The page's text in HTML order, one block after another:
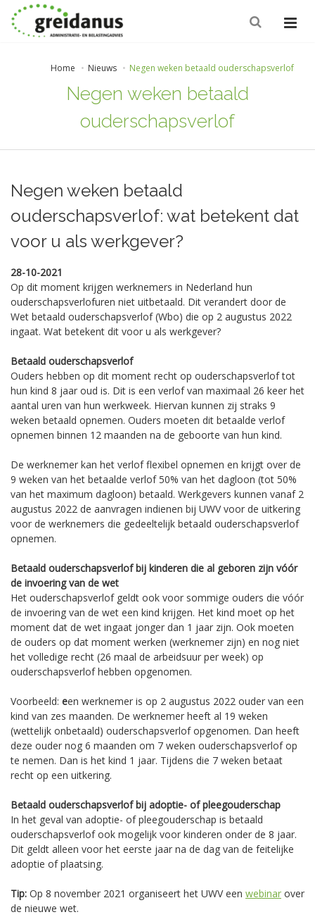
Home Nieuws Negen weken betaald ouderschapsverlof
Negen weken betaald
ouderschapsverlof
Negen weken betaald
ouderschapsverlof: wat betekent dat
voor u als werkgever?
28-10-2021
Op dit moment krijgen werknemers in Nederland hun
ouderschapsverlofuren niet uitbetaald. Dit verandert door de
Wet betaald ouderschapsverlof (Wbo) die op 2 augustus 2022
ingaat. Wat betekent dit voor u als werkgever?
Betaald ouderschapsverlof
Ouders hebben op dit moment recht op ouderschapsverlof tot
hun kind 8 jaar oud is. Dit is een verlof van maximaal 26 keer het
aantal uren van hun werkweek. Hiervan kunnen zij straks 9
weken betaald opnemen. Ouders moeten dit betaalde verlof
opnemen binnen 12 maanden na de geboorte van hun kind.
De werknemer kan het verlof flexibel opnemen en krijgt over de
9 weken van het betaalde verlof 50% van het dagloon (tot 50%
van het maximum dagloon) betaald. Werkgevers kunnen vanaf 2
augustus 2022 de aanvragen indienen bij UWV voor de uitkering
voor de werknemers die gedeeltelijk betaald ouderschapsverlof
opnemen.
Betaald ouderschapsverlof bij kinderen die al geboren zijn vóór
de invoering van de wet
Het ouderschapsverlof geldt ook voor sommige ouders die vóór
de invoering van de wet een kind krijgen. Het kind moet op het
moment dat de wet ingaat jonger dan 1 jaar zijn. Ook moeten
de ouders op dat moment werken (werknemer zijn) en nog niet
het volledige recht (26 maal de arbeidsuur per week) op
ouderschapsverlof hebben opgenomen.
Voorbeeld: een werknemer is op 2 augustus 2022 ouder van een
kind van zes maanden. De werknemer heeft al 19 weken
(wettelijk onbetaald) ouderschapsverlof opgenomen. Dan heeft
deze ouder nog 6 maanden om 7 weken ouderschapsverlof op
te nemen. Dan is het kind 1 jaar. Tijdens die 7 weken betaat
recht op een uitkering.
Betaald ouderschapsverlof bij adoptie- of pleegouderschap
In het geval van adoptie- of pleegouderschap is betaald
ouderschapsverlof ook mogelijk voor kinderen onder de 8 jaar.
Dit geldt alleen voor het eerste jaar na de dag van de feitelijke
adoptie of plaatsing.
Tip: Op 8 november 2021 organiseert het UWV een webinar over
de nieuwe wet.